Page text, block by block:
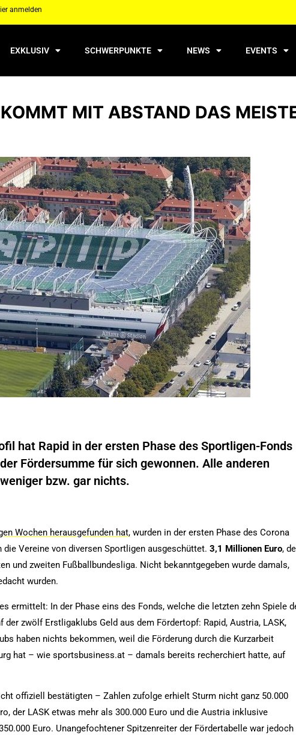
anmelden
EXKLUSIV SCHWERPUNKTE NEWS EVENTS
MIT ABSTAND DAS
hat Rapid in der ersten Phase des Sportligen-Fonds
Fördersumme für sich gewonnen. Alle anderen
bzw. gar nichts.
Wochen herausgefunden hat, wurden in der ersten Phase des Corona
die Vereine von diversen Sportligen ausgeschüttet.3,1 Millionen Euro,
und zweiten Fußballbundesliga. Nicht bekanntgegeben wurde damals,
wurden.
ermittelt: In der Phase eins des Fonds, welche die letzten zehn Spiele
zwölf Erstligaklubs Geld aus dem Fördertopf: Rapid, Austria, LASK,
haben nichts bekommen, weil die Förderung durch die Kurzarbeit
hat – wie sportsbusiness.at – damals bereits recherchiert hatte, auf
offiziell bestätigten – Zahlen zufolge erhielt Sturm nicht ganz 50.000
der LASK etwas mehr als 300.000 Euro und die Austria inklusive
Euro. Unangefochtener Spitzenreiter der Fördertabelle war jedoch